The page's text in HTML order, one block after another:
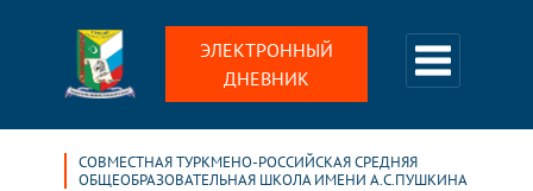
ЭЛЕКТРОННЫЙ
ДНЕВНИК
СОВМЕСТНАЯ ТУРКМЕНО-РОССИЙСКАЯ СРЕДНЯЯ
ОБЩЕОБРАЗОВАТЕЛЬНАЯ ШКОЛА ИМЕНИ А.С.ПУШКИНА